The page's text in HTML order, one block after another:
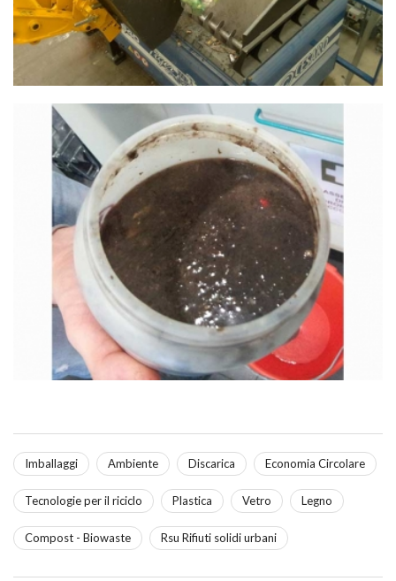
Imballaggi Ambiente Discarica Economia Circolare
Tecnologie per il riciclo Plastica Vetro Legno
Compost - Biowaste Rsu Rifiuti solidi urbani